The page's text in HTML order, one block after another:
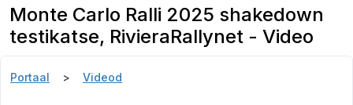
Monte Carlo Ralli 2025 shakedown
testikatse, RivieraRallynet - Video
Portaal Videod